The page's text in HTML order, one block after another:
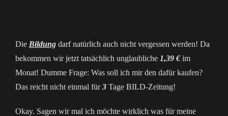
Die Bildung darf natürlich auch nicht vergessen werden! Da
bekommen wir jetzt tatsächlich unglaubliche 1,39 €im
Monat! Dumme Frage: Was soll ich mir den dafür kaufen?
Das reicht nicht einmal für3 Tage BILD-Zeitung!
Okay. Sagen wir mal ich möchte wirklich was für meine